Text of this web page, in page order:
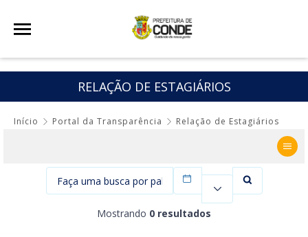
RELAÇÃO DE ESTAGIÁRIOS
Início Portal da Transparência Relação de Estagiários
Mostrando 0 resultados
Filtrar por data